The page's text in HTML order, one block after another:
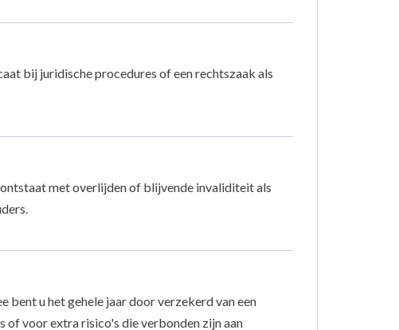
bij juridische procedures of een rechtszaak als
met overlijden of blijvende invaliditeit als
u het gehele jaar door verzekerd van een
of voor extra risico's die verbonden zijn aan